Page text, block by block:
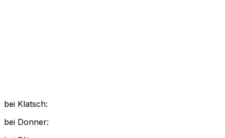
bei Klatsch:
bei Donner: